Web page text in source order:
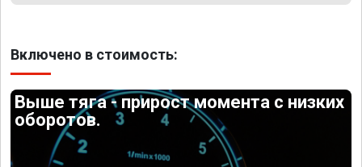
Включено в стоимость:
Выше тяга - прирост момента с низких
оборотов.